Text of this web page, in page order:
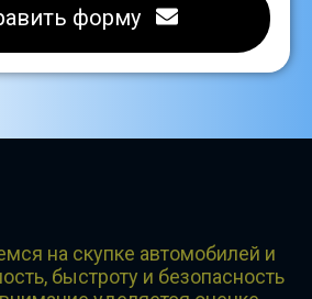
форму
на скупке автомобилей и
быстроту и безопасность